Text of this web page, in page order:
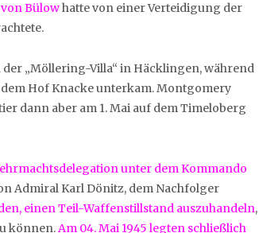
Bülowhatte von einer Verteidigung der
„Möllering-Villa“ in Häcklingen, während
Hof Knacke unterkam. Montgomery
dann aber am 1. Mai auf dem Timeloberg
unter dem Kommando
Admiral Karl Dönitz, dem Nachfolger
einen Teil-Waffenstillstand auszuhandeln,
können.Am 04. Mai 1945 legten schließlich